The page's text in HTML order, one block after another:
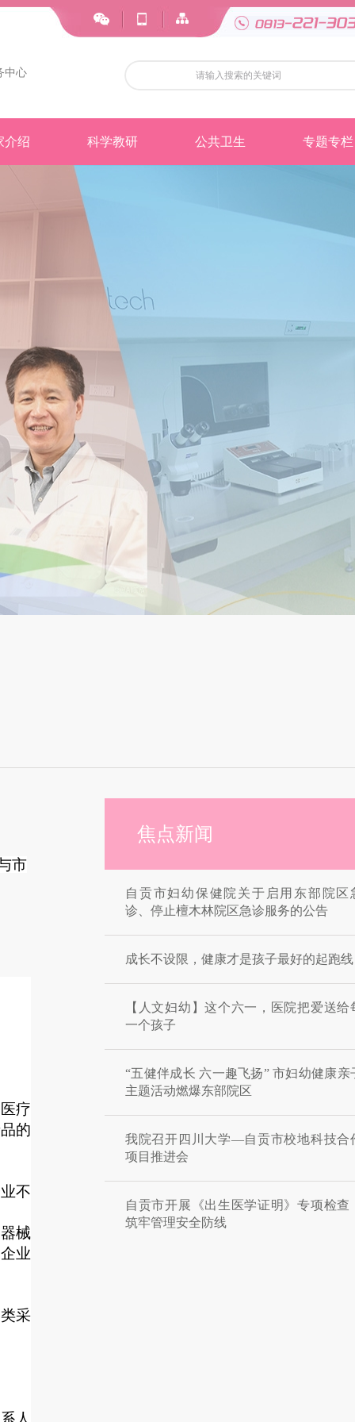
中心
介绍 科学教研 公共卫生 专题专栏
市
疗
的
不
械
业
采
人
焦点新闻
自贡市妇幼保健院关于启用东部院区
诊、停止檀木林院区急诊服务的公告
成长不设限，健康才是孩子最好的起跑线
【人文妇幼】这个六一，医院把爱送给
一个孩子
“五健伴成长 六一趣飞扬” 市妇幼健康亲
主题活动燃爆东部院区
我院召开四川大学—自贡市校地科技合
项目推进会
自贡市开展《出生医学证明》专项检查
筑牢管理安全防线